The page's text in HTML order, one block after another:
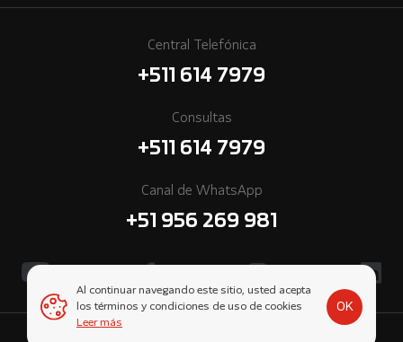
Central Telefónica
+511 614 7979
Consultas
+511 614 7979
Canal de WhatsApp
+51 956 269 981
Al continuar navegando este sitio, usted acepta
los términos y condiciones de uso de cookies
Leer más
OK